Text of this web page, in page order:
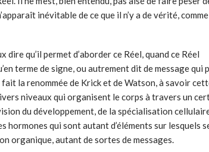
inévitable de ce que il n’y a de vérité,
dire qu’il permet d’aborder ce Réel, quand ce Réel
terme de signe, ou autrement dit de message qui
la renommée de Krick et de Watson, à savoir
niveaux qui organisent le corps à travers un
du développement, de la spécialisation
qui sont autant d’éléments sur lesquels
organique, autant de sortes de messages.